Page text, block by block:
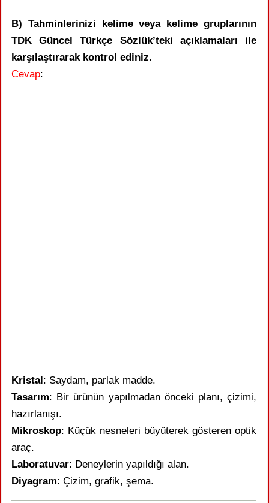
B) Tahminlerinizi kelime veya kelime gruplarının
TDK Güncel Türkçe Sözlük’teki açıklamaları ile
karşılaştırarak kontrol ediniz.
Cevap:
Kristal: Saydam, parlak madde.
Tasarım: Bir ürünün yapılmadan önceki planı, çizimi,
hazırlanışı.
Mikroskop: Küçük nesneleri büyüterek gösteren optik
araç.
Laboratuvar: Deneylerin yapıldığı alan.
Diyagram: Çizim, grafik, şema.